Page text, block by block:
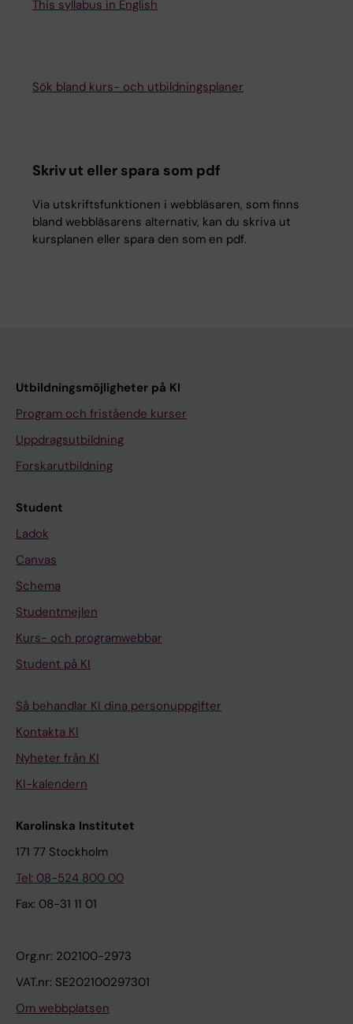
This syllabus in English
Sök bland kurs- och utbildningsplaner
Skriv ut eller spara som pdf
Via utskriftsfunktionen i webbläsaren, som finns
bland webbläsarens alternativ, kan du skriva ut
kursplanen eller spara den som en pdf.
Utbildningsmöjligheter på KI
Program och fristående kurser
Uppdragsutbildning
Forskarutbildning
Student
Ladok
Canvas
Schema
Studentmejlen
Kurs- och programwebbar
Student på KI
Så behandlar KI dina personuppgifter
Kontakta KI
Nyheter från KI
KI-kalendern
Karolinska Institutet
171 77 Stockholm
Tel: 08-524 800 00
Fax: 08-31 11 01
Org.nr: 202100-2973
VAT.nr: SE202100297301
Om webbplatsen